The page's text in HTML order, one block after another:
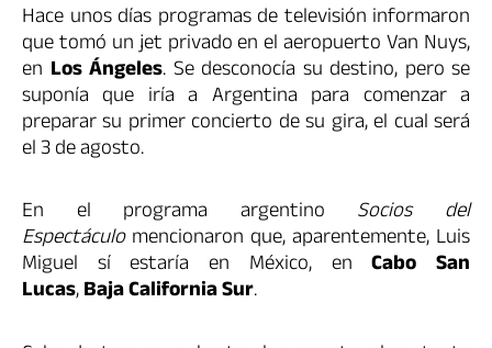
Hace unos días programas de televisión informaron
que tomó un jet privado en el aeropuerto Van Nuys,
en Los Ángeles. Se desconocía su destino, pero se
suponía que iría a Argentina para comenzar a
preparar su primer concierto de su gira, el cual será
el 3 de agosto.
En el programa argentino Socios del
Espectáculomencionaron que, aparentemente, Luis
Miguel sí estaría en México, en Cabo San
Lucas,Baja California Sur.